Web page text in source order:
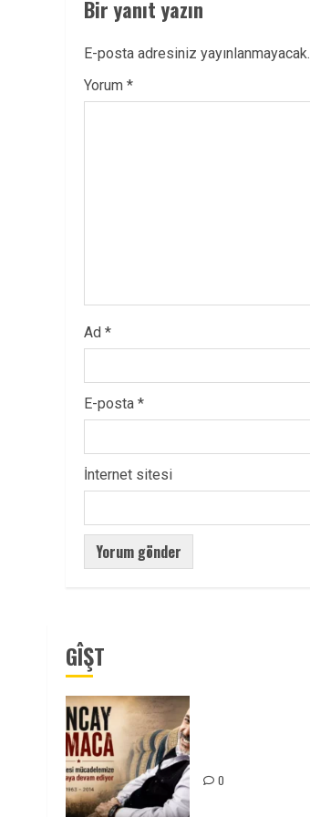
Bir yanıt yazın
E-posta adresiniz yayınlanmayacak.
Yorum *
Ad *
E-posta *
İnternet sitesi
GÎŞT
0